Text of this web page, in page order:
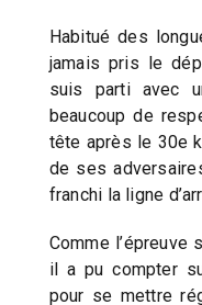
Habitué des
jamais pris le
suis parti avec
beaucoup de
tête après le 30e
de ses
franchi la ligne
Comme l’épreuve
il a pu compter
pour se mettre